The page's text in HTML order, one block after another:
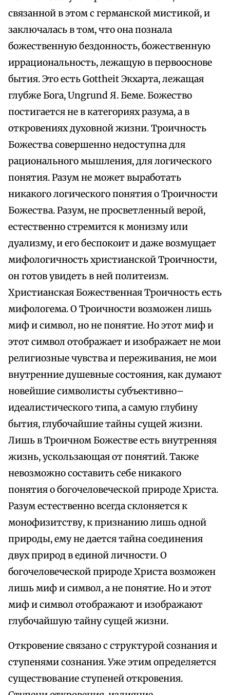
связанной в этом с германской мистикой, и
заключалась в том, что она познала
божественную бездонность, божественную
иррациональность, лежащую в первооснове
бытия. Это есть Gottheit Экхарта, лежащая
глубже Бога, Ungrund Я. Беме. Божество
постигается не в категориях разума, а в
откровениях духовной жизни. Троичность
Божества совершенно недоступна для
рационального мышления, для логического
понятия. Разум не может выработать
никакого логического понятия о Троичности
Божества. Разум, не просветленный верой,
естественно стремится к монизму или
дуализму, и его беспокоит и даже возмущает
мифологичность христианской Троичности,
он готов увидеть в ней политеизм.
Христианская Божественная Троичность есть
мифологема. О Троичности возможен лишь
миф и символ, но не понятие. Но этот миф и
этот символ отображает и изображает не мои
религиозные чувства и переживания, не мои
внутренние душевные состояния, как думают
новейшие символисты субъективно–
идеалистического типа, а самую глубину
бытия, глубочайшие тайны сущей жизни.
Лишь в Троичном Божестве есть внутренняя
жизнь, ускользающая от понятий. Также
невозможно составить себе никакого
понятия о богочеловеческой природе Христа.
Разум естественно всегда склоняется к
монофизитству, к признанию лишь одной
природы, ему не дается тайна соединения
двух природ в единой личности. О
богочеловеческой природе Христа возможен
лишь миф и символ, а не понятие. Но и этот
миф и символ отображают и изображают
глубочайшую тайну сущей жизни.
Откровение связано с структурой сознания и
ступенями сознания. Уже этим определяется
существование ступеней откровения.